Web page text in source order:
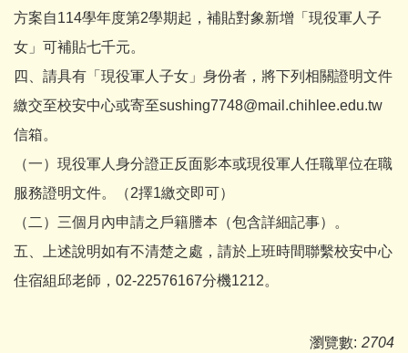
方案自114學年度第2學期起，補貼對象新增「現役軍人子
女」可補貼七千元。
四、請具有「現役軍人子女」身份者，將下列相關證明文件
繳交至校安中心或寄至sushing7748@mail.chihlee.edu.tw
信箱。
（一）現役軍人身分證正反面影本或現役軍人任職單位在職
服務證明文件。（2擇1繳交即可）
（二）三個月內申請之戶籍謄本（包含詳細記事）。
五、上述說明如有不清楚之處，請於上班時間聯繫校安中心
住宿組邱老師，02-22576167分機1212。
瀏覽數: 2704